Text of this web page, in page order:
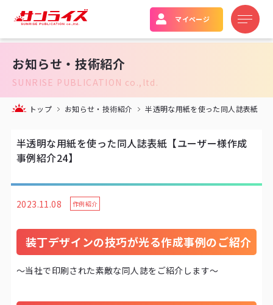
マイページ
お知らせ・技術紹介
SUNRISE PUBLICATION co.,ltd.
トップ お知らせ・技術紹介 半透明な用紙を使った同人誌表紙【
半透明な用紙を使った同人誌表紙【ユーザー様作成
事例紹介24】
2023.11.08 作例紹介
装丁デザインの技巧が光る作成事例のご紹介
〜当社で印刷された素敵な同人誌をご紹介します〜